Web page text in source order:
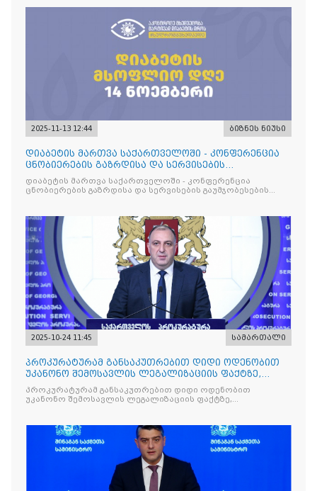
2025-11-13 12:44 ბიზნეს ნიუსი
დიაბეტის მართვა საქართველოში - კონფერენცია
ცნობიერების გაზრდისა და სერვისების
გაუმჯობესების მიზნით
დიაბეტის მართვა საქართველოში - კონფერენცია
ცნობიერების გაზრდისა და სერვისების გაუმჯობესების
2025-10-24 11:45 სამართალი
პროკურატურამ განსაკუთრებით დიდი ოდენობით
უკანონო შემოსავლის ლეგალიზაციის ფაქტზე,
საქართველოს ყოფილ პ
პროკურატურამ განსაკუთრებით დიდი ოდენობით
უკანონო შემოსავლის ლეგალიზაციის ფაქტზე,